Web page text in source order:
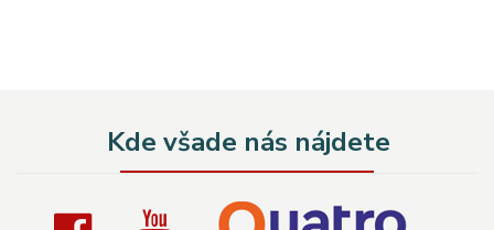
Kde všade nás nájdete